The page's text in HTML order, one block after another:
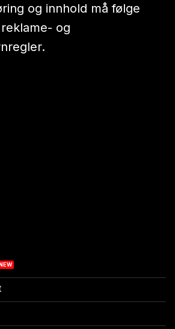
og innhold må følge
og